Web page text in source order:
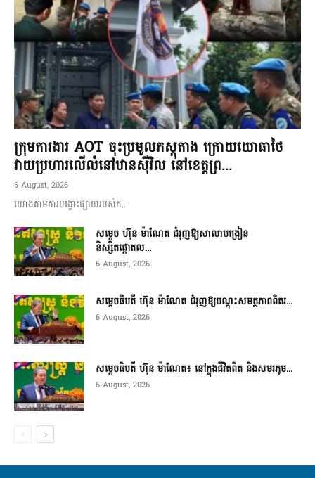
ក្រុមការងារ AOT ចុះប្រមូលភស្តុតាង ក្រោយយោធាថៃ
វាយប្រហារលើលំនៅឋានស៊ីវិល នៅខេត្តព្រ...
6 August, 2026
យោងតាមការបង្ហោះផ្សាយរបស់ក...
សម្តេច ហ៊ុន ម៉ាណែត ជំរុញឱ្យសាលាបង្រៀន
និស្សិតផ្តោតល...
6 August, 2026
សម្តេចធិបតី ហ៊ុន ម៉ាណែត ជំរុញឱ្យបណ្តុះសមត្ថភាពពិតរ...
6 August, 2026
សម្តេចធិបតី ហ៊ុន ម៉ាណែត៖ នៅក្នុងជីវិតពិត និងសមរភូម...
6 August, 2026